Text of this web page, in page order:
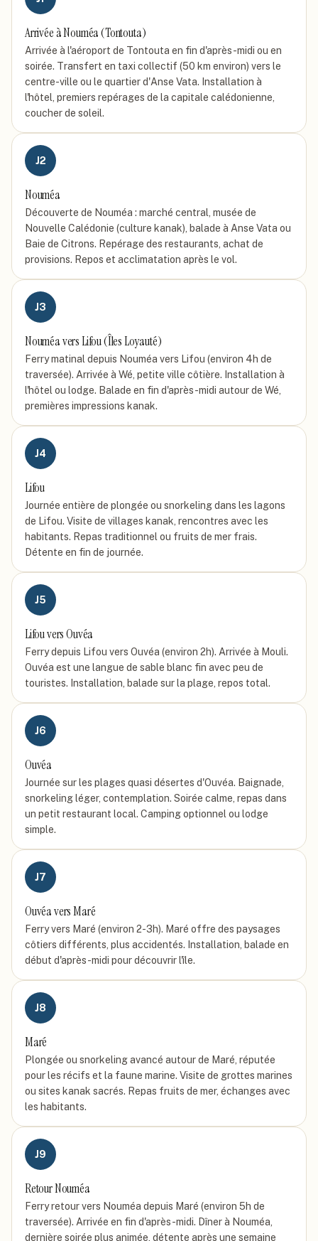
Arrivée à Nouméa (Tontouta)
Arrivée à l'aéroport de Tontouta en fin d'après-midi ou en
soirée. Transfert en taxi collectif (50 km environ) vers le
centre-ville ou le quartier d'Anse Vata. Installation à
l'hôtel, premiers repérages de la capitale calédonienne,
coucher de soleil.
J2
Nouméa
Découverte de Nouméa : marché central, musée de
Nouvelle Calédonie (culture kanak), balade à Anse Vata ou
Baie de Citrons. Repérage des restaurants, achat de
provisions. Repos et acclimatation après le vol.
J3
Nouméa vers Lifou (Îles Loyauté)
Ferry matinal depuis Nouméa vers Lifou (environ 4h de
traversée). Arrivée à Wé, petite ville côtière. Installation à
l'hôtel ou lodge. Balade en fin d'après-midi autour de Wé,
premières impressions kanak.
J4
Lifou
Journée entière de plongée ou snorkeling dans les lagons
de Lifou. Visite de villages kanak, rencontres avec les
habitants. Repas traditionnel ou fruits de mer frais.
Détente en fin de journée.
J5
Lifou vers Ouvéa
Ferry depuis Lifou vers Ouvéa (environ 2h). Arrivée à Mouli.
Ouvéa est une langue de sable blanc fin avec peu de
touristes. Installation, balade sur la plage, repos total.
J6
Ouvéa
Journée sur les plages quasi désertes d'Ouvéa. Baignade,
snorkeling léger, contemplation. Soirée calme, repas dans
un petit restaurant local. Camping optionnel ou lodge
simple.
J7
Ouvéa vers Maré
Ferry vers Maré (environ 2-3h). Maré offre des paysages
côtiers différents, plus accidentés. Installation, balade en
début d'après-midi pour découvrir l'île.
J8
Maré
Plongée ou snorkeling avancé autour de Maré, réputée
pour les récifs et la faune marine. Visite de grottes marines
ou sites kanak sacrés. Repas fruits de mer, échanges avec
les habitants.
J9
Retour Nouméa
Ferry retour vers Nouméa depuis Maré (environ 5h de
traversée). Arrivée en fin d'après-midi. Dîner à Nouméa,
dernière soirée plus animée, détente après une semaine